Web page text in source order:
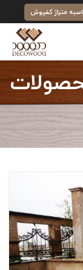
متراژ کفپوش